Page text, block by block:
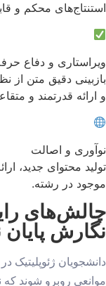
استنتاج‌های محکم و
ویراستاری و دفاع
بازبینی دقیق متن از
و ارائه قدرتمند و
نوآوری و اصالت
تولید محتوای جدید،
موجود در رشته.
چالش‌های
نگارش پایان
دانشجویان ژئوپلیتیک
موانعی روبرو شوند که